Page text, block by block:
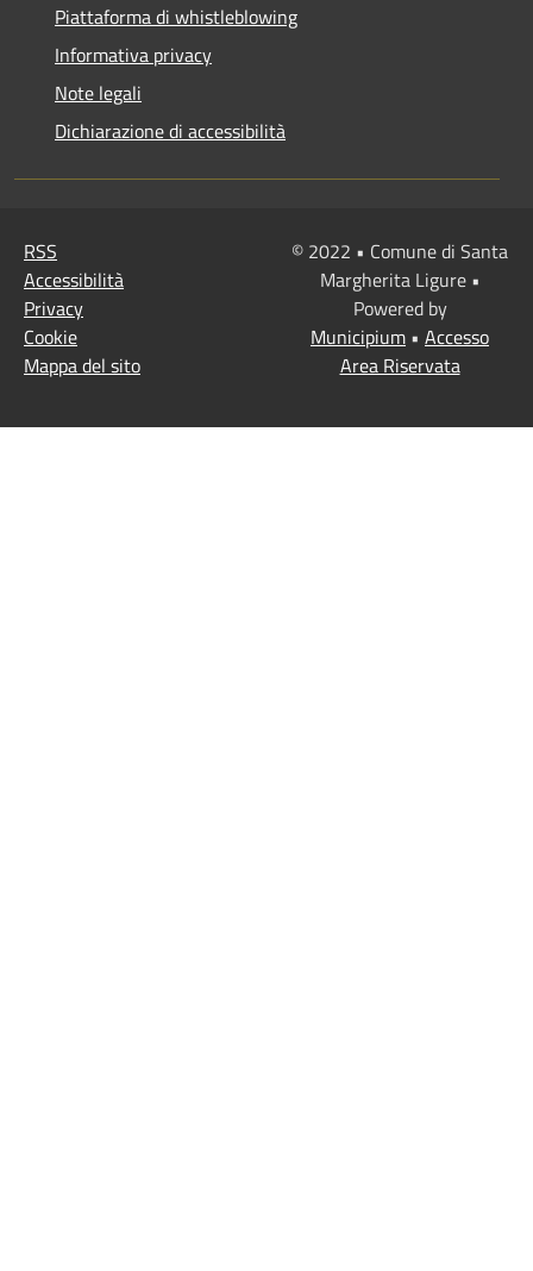
Piattaforma di whistleblowing
Informativa privacy
Note legali
Dichiarazione di accessibilità
RSS
Accessibilità
Privacy
Cookie
Mappa del sito
© 2022 • Comune di Santa
Margherita Ligure •
Powered by
Municipium • Accesso
Area Riservata